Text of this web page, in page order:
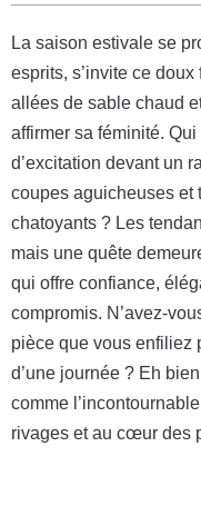
La saison estivale se
esprits, s’invite ce
allées de sable chaud
affirmer sa féminité.
d’excitation devant un
coupes aguicheuses et
chatoyants ? Les
mais une quête
qui offre confiance,
compromis. N’avez-
pièce que vous enfiliez
d’une journée ? Eh
comme
rivages et au cœur des